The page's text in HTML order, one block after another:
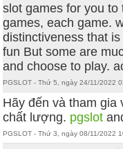
slot games for you
games, each game.
distinctiveness that
fun But some are
and choose to play.
PGSLOT - Thứ 5, ngày 24/11/2022
Hãy đến và tham
chất lượng. pgslot
PGSLOT - Thứ 3, ngày 08/11/2022